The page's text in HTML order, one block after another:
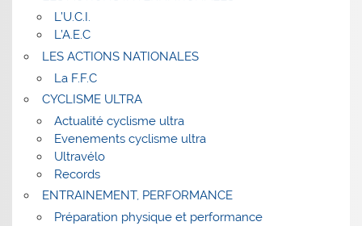
L’U.C.I.
L’A.E.C
LES ACTIONS NATIONALES
La F.F.C
CYCLISME ULTRA
Actualité cyclisme ultra
Evenements cyclisme ultra
Ultravélo
Records
ENTRAINEMENT, PERFORMANCE
Préparation physique et performance